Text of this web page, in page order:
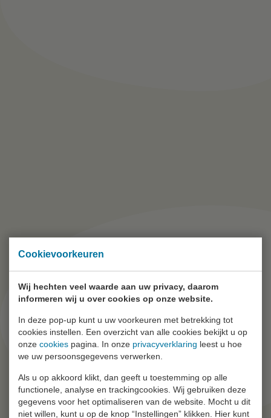
Cookievoorkeuren
Wij hechten veel waarde aan uw privacy, daarom
informeren wij u over cookies op onze website.
In deze pop-up kunt u uw voorkeuren met betrekking tot
cookies instellen. Een overzicht van alle cookies bekijkt u op
onze cookies pagina. In onze privacyverklaring leest u hoe
we uw persoonsgegevens verwerken.
Als u op akkoord klikt, dan geeft u toestemming op alle
functionele, analyse en trackingcookies. Wij gebruiken deze
gegevens voor het optimaliseren van de website. Mocht u dit
niet willen, kunt u op de knop “Instellingen” klikken. Hier kunt